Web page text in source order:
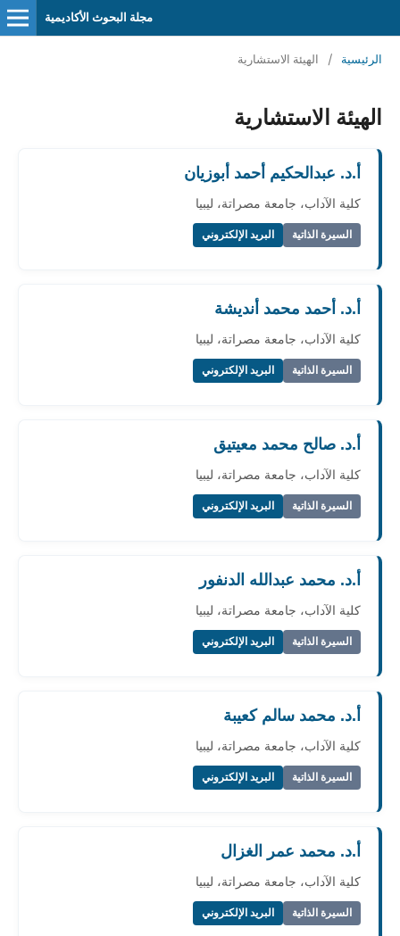
مجلة البحوث الأكاديمية
الرئيسية / الهيئة الاستشارية
الهيئة الاستشارية
أ.د. عبدالحكيم أحمد أبوزيان
كلية الآداب، جامعة مصراتة، ليبيا
السيرة الذاتية البريد الإلكتروني
أ.د. أحمد محمد أنديشة
كلية الآداب، جامعة مصراتة، ليبيا
السيرة الذاتية البريد الإلكتروني
أ.د. صالح محمد معيتيق
كلية الآداب، جامعة مصراتة، ليبيا
السيرة الذاتية البريد الإلكتروني
أ.د. محمد عبدالله الدنفور
كلية الآداب، جامعة مصراتة، ليبيا
السيرة الذاتية البريد الإلكتروني
أ.د. محمد سالم كعيبة
كلية الآداب، جامعة مصراتة، ليبيا
السيرة الذاتية البريد الإلكتروني
أ.د. محمد عمر الغزال
كلية الآداب، جامعة مصراتة، ليبيا
السيرة الذاتية البريد الإلكتروني